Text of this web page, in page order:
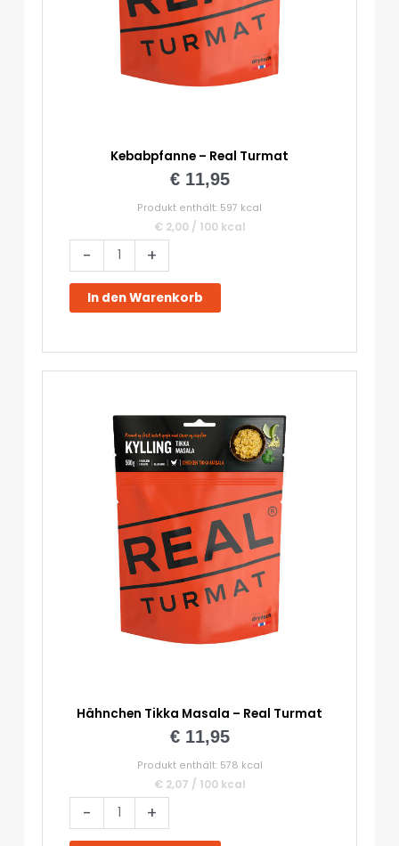
Kebabpfanne – Real Turmat
€11,95
Produkt enthält: 597 kcal
€ 2,00/ 100 kcal
-
Kebabpfanne
-
Real
Turmat
+
In den Warenkorb
Hähnchen Tikka Masala – Real Turmat
€11,95
Produkt enthält: 578 kcal
€ 2,07 / 100 kcal
-
Hähnchen
Tikka
+